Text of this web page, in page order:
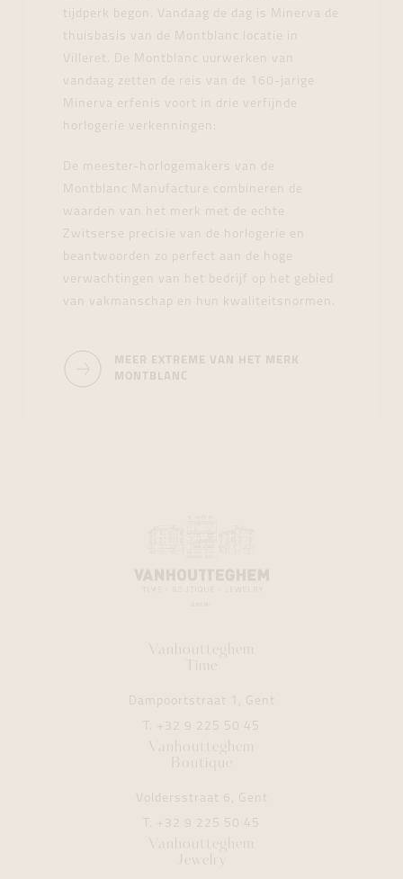
tijdperk begon. Vandaag de dag is Minerva de
thuisbasis van de Montblanc locatie in
Villeret. De Montblanc uurwerken van
vandaag zetten de reis van de 160-jarige
Minerva erfenis voort in drie verfijnde
horlogerie verkenningen:
De meester-horlogemakers van de
Montblanc Manufacture combineren de
waarden van het merk met de echte
Zwitserse precisie van de horlogerie en
beantwoorden zo perfect aan de hoge
verwachtingen van het bedrijf op het gebied
van vakmanschap en hun kwaliteitsnormen.
MEER EXTREME VAN HET MERK
MONTBLANC
Vanhoutteghem
Time
Dampoortstraat 1, Gent
T. +32 9 225 50 45
Vanhoutteghem
Boutique
Voldersstraat 6, Gent
T. +32 9 225 50 45
Vanhoutteghem
Jewelry